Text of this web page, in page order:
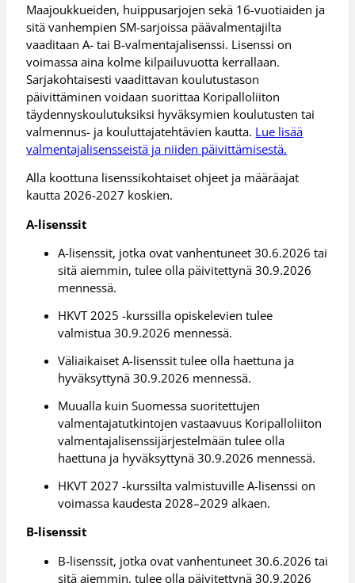
Maajoukkueiden, huippusarjojen sekä 16-vuotiaiden ja
sitä vanhempien SM-sarjoissa päävalmentajilta
vaaditaan A- tai B-valmentajalisenssi. Lisenssi on
voimassa aina kolme kilpailuvuotta kerrallaan.
Sarjakohtaisesti vaadittavan koulutustason
päivittäminen voidaan suorittaa Koripalloliiton
täydennyskoulutuksiksi hyväksymien koulutusten tai
valmennus- ja kouluttajatehtävien kautta. Lue lisää
valmentajalisensseistä ja niiden päivittämisestä.
Alla koottuna lisenssikohtaiset ohjeet ja määräajat
kautta 2026-2027 koskien.
A-lisenssit
A-lisenssit, jotka ovat vanhentuneet 30.6.2026 tai
sitä aiemmin, tulee olla päivitettynä 30.9.2026
mennessä.
HKVT 2025 -kurssilla opiskelevien tulee
valmistua 30.9.2026 mennessä.
Väliaikaiset A-lisenssit tulee olla haettuna ja
hyväksyttynä 30.9.2026 mennessä.
Muualla kuin Suomessa suoritettujen
valmentajatutkintojen vastaavuus Koripalloliiton
valmentajalisenssijärjestelmään tulee olla
haettuna ja hyväksyttynä 30.9.2026 mennessä.
HKVT 2027 -kurssilta valmistuville A-lisenssi on
voimassa kaudesta 2028–2029 alkaen.
B-lisenssit
B-lisenssit, jotka ovat vanhentuneet 30.6.2026 tai
sitä aiemmin, tulee olla päivitettynä 30.9.2026